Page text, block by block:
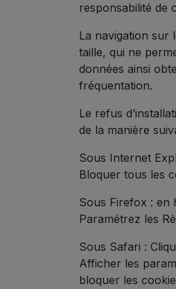
responsabilité de
La navigation sur
taille, qui ne
données ainsi
fréquentation.
Le refus
de la manière
Sous Internet
Bloquer tous les
Sous Firefox : en
Paramétrez les
Sous Safari :
Afficher les
bloquer les